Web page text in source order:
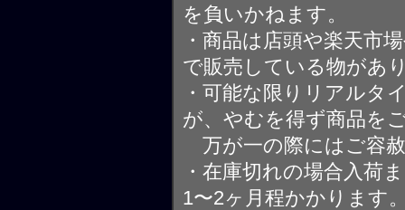
を負いかねます。
・商品は店頭や楽天市
で販売している物があ
・可能な限りリアルタ
が、やむを得ず商品を
万が一の際にはご容
・在庫切れの場合入荷
1〜2ヶ月程かかります